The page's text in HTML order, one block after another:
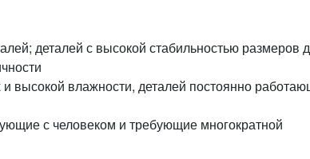
деталей с высокой стабильностью размеров
высокой влажности, деталей постоянно
с человеком и требующие многократной